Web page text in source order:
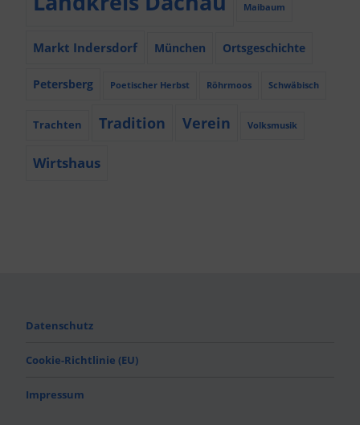
Maibaum
Markt Indersdorf München Ortsgeschichte
Petersberg Poetischer Herbst Röhrmoos Schwäbisch
Trachten Tradition Verein Volksmusik
Wirtshaus
Datenschutz
Cookie-Richtlinie (EU)
Impressum